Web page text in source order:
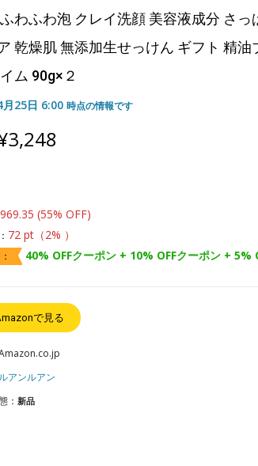
わふわ泡 クレイ洗顔 美容液成分 さっ
乾燥肌 無添加生せっけん ギフト 精油
ム 90g×２
月25日 6:00 時点の情報です
price
3,248
(55% OFF)
72 pt（2% ）
40% OFFクーポン + 10% OFFクーポン + 5%
で見る
ルアンルアン
： 新品